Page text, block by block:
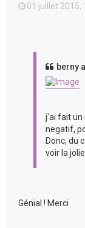
01 juillet 2015,
berny
j'ai fait un
negatif,
Donc, du
voir la
Génial ! Merci